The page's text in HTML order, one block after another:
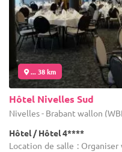
... 38 km
Hôtel Nivelles Sud
Nivelles - Brabant wallon
Hôtel / Hôtel 4****
Location de salle :